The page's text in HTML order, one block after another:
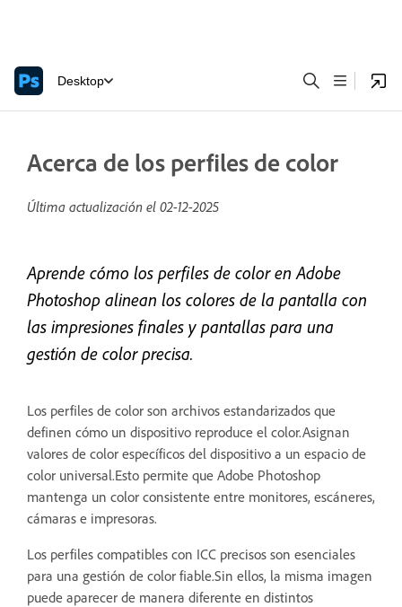
Desktop
Acerca de los perfiles de color
Última actualización el 02-12-2025
Aprende cómo los perfiles de color en Adobe
Photoshop alinean los colores de la pantalla con
las impresiones finales y pantallas para una
gestión de color precisa.
Los perfiles de color son archivos estandarizados que
definen cómo un dispositivo reproduce el color.Asignan
valores de color específicos del dispositivo a un espacio de
color universal.Esto permite que Adobe Photoshop
mantenga un color consistente entre monitores, escáneres,
cámaras e impresoras.
Los perfiles compatibles con ICC precisos son esenciales
para una gestión de color fiable.Sin ellos, la misma imagen
puede aparecer de manera diferente en distintos